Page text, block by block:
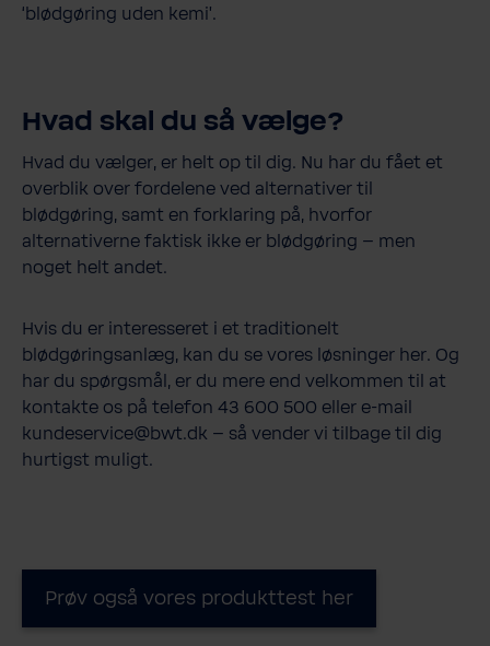
‘blødgøring uden kemi’.
Hvad skal du så vælge?
Hvad du vælger, er helt op til dig. Nu har du fået et
overblik over fordelene ved alternativer til
blødgøring, samt en forklaring på, hvorfor
alternativerne faktisk ikke er blødgøring – men
noget helt andet.
Hvis du er interesseret i et traditionelt
blødgøringsanlæg, kan du se vores løsninger her. Og
har du spørgsmål, er du mere end velkommen til at
kontakte os på telefon 43 600 500 eller e-​mail
kundeservice@bwt.dk – så vender vi tilbage til dig
hurtigst muligt.
Prøv også vores produkttest her